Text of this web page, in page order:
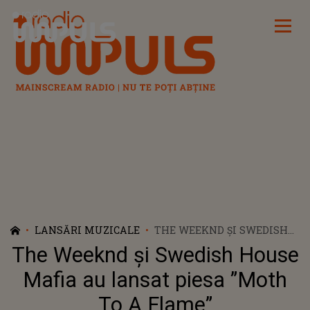
Radio Impuls
LANSĂRI MUZICALE
THE WEEKND ȘI SWEDISH
HOUSE MAFIA AU LANSAT
PIESA ”MOTH TO A FLAME”
The Weeknd și Swedish House
Mafia au lansat piesa ”Moth
To A Flame”